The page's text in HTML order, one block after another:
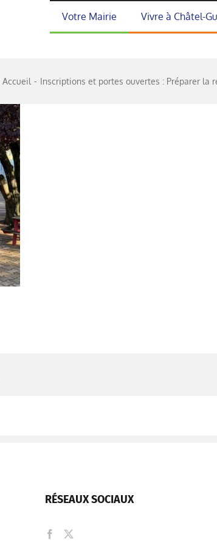
Votre Mairie Vivre à Châtel-
Accueil Inscriptions et portes ouvertes : Préparer la
RÉSEAUX SOCIAUX